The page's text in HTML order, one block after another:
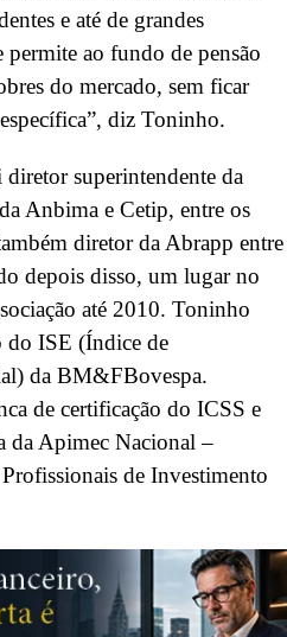
e até de grandes
ao fundo de pensão
do mercado, sem ficar
diz Toninho.
superintendente da
Anbima e Cetip, entre os
diretor da Abrapp entre
depois disso, um lugar no
até 2010. Toninho
do ISE (Índice de
da BM&FBovespa.
de certificação do ICSS e
da Apimec Nacional –
de Investimento